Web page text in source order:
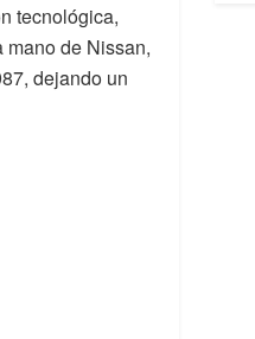
tecnológica,
mano de Nissan,
dejando un